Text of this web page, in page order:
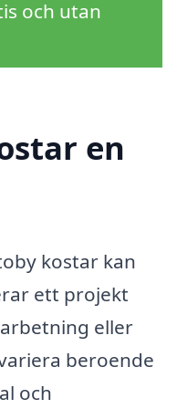
och utan
en
kostar kan
ett projekt
eller
beroende
och